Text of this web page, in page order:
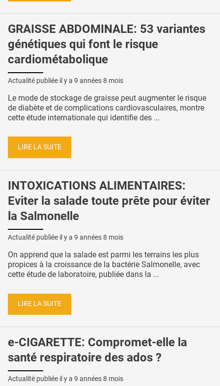
GRAISSE ABDOMINALE: 53 variantes
génétiques qui font le risque
cardiométabolique
Actualité publiée il y a 9 années 8 mois
Le mode de stockage de graisse peut augmenter le risque
de diabète et de complications cardiovasculaires, montre
cette étude internationale qui identifie des ...
LIRE LA SUITE
INTOXICATIONS ALIMENTAIRES:
Eviter la salade toute prête pour éviter
la Salmonelle
Actualité publiée il y a 9 années 8 mois
On apprend que la salade est parmi les terrains les plus
propices à la croissance de la bactérie Salmonelle, avec
cette étude de laboratoire, publiée dans la ...
LIRE LA SUITE
e-CIGARETTE: Compromet-elle la
santé respiratoire des ados ?
Actualité publiée il y a 9 années 8 mois